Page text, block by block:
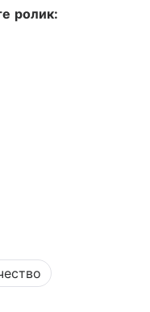
ролик: